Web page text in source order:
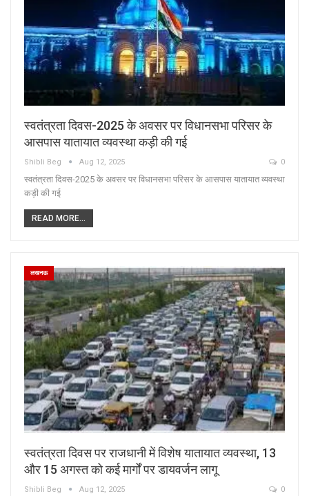
स्वतंत्रता दिवस-2025 के अवसर पर विधानसभा परिसर के
आसपास यातायात व्यवस्था कड़ी की गई
Shibli Beg Aug 12, 2025 0
स्वतंत्रता दिवस-2025 के अवसर पर विधानसभा परिसर के आसपास यातायात व्यवस्था
कड़ी की गई
READ MORE...
लखनऊ
स्वतंत्रता दिवस पर राजधानी में विशेष यातायात व्यवस्था, 13
और 15 अगस्त को कई मार्गों पर डायवर्जन लागू
Shibli Beg Aug 12, 2025 0